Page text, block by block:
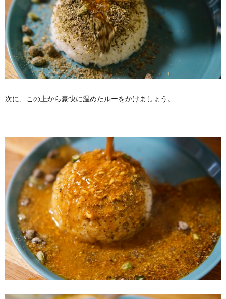
次に、この上から豪快に温めたルーをかけましょう。